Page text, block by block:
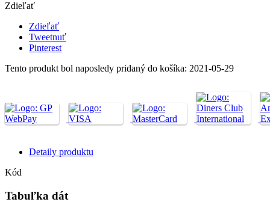
Zdieľať
Zdieľať
Tweetnuť
Pinterest
Tento produkt bol naposledy pridaný do košíka: 2021-05-29
Detaily produktu
Kód
Tabuľka dát